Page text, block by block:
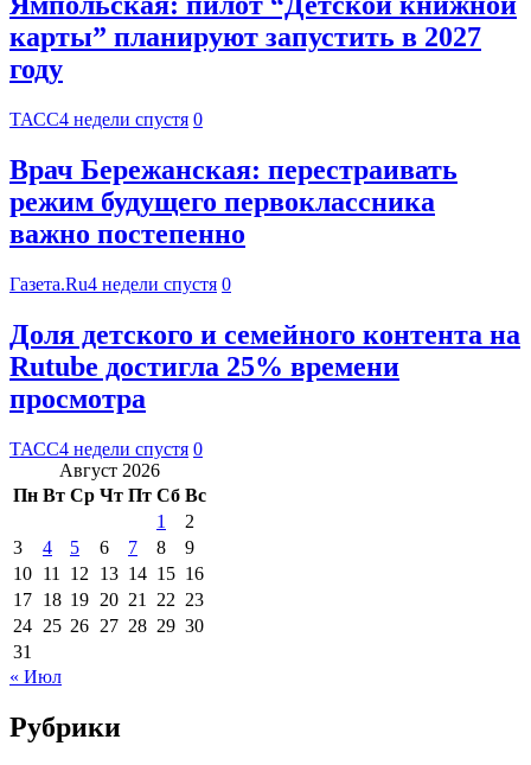
карты” планируют запустить в 2027
году
ТАСС4 недели спустя 0
Врач Бережанская: перестраивать
режим будущего первоклассника
важно постепенно
Газета.Ru4 недели спустя 0
Доля детского и семейного контента на
Rutube достигла 25% времени
просмотра
ТАСС4 недели спустя 0
Август 2026
Пн Вт Ср Чт Пт Сб Вс
1
2
3
4 5 6 7 8
9
10 11 12 13 14 15 16
17 18 19 20 21 22 23
24 25 26 27 28 29 30
31
« Июл
Рубрики